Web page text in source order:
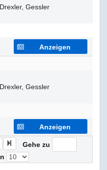
Gessler
Anzeigen
Gessler
Anzeigen
Gehe zu